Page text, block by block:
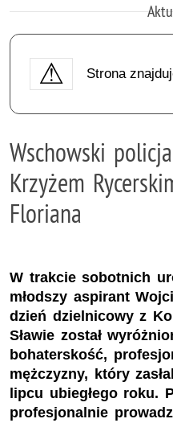
Strona
Wschowski
Krzyżem
Floriana
W trakcie sobotnich
młodszy aspirant
dzień dzielnicowy z
Sławie został
bohaterskość,
mężczyzny, który
lipcu ubiegłego roku.
profesjonalnie